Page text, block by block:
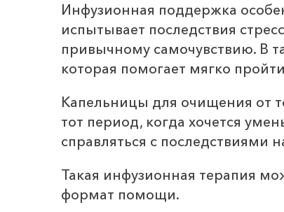
Инфузионная поддержка
испытывает последствия
привычному самочувствию. В
которая помогает мягко
Капельницы для очищения от
тот период, когда хочется
справляться с последствиями
Такая инфузионная терапия
формат помощи.